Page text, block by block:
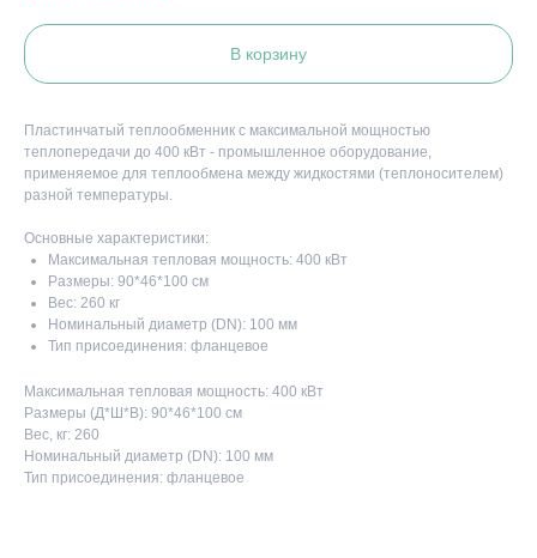
В корзину
Пластинчатый теплообменник с максимальной мощностью
теплопередачи до 400 кВт - промышленное оборудование,
применяемое для теплообмена между жидкостями (теплоносителем)
разной температуры.
Основные характеристики:
Максимальная тепловая мощность: 400 кВт
Размеры: 90*46*100 см
Вес: 260 кг
Номинальный диаметр (DN): 100 мм
Тип присоединения: фланцевое
Максимальная тепловая мощность: 400 кВт
Размеры (Д*Ш*В): 90*46*100 см
Вес, кг: 260
Номинальный диаметр (DN): 100 мм
Тип присоединения: фланцевое